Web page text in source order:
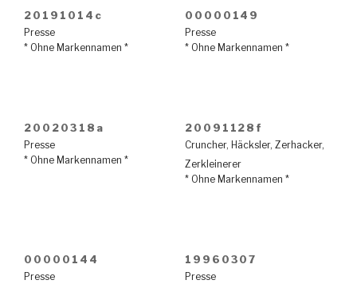
20191014c
Presse
* Ohne Markennamen *
00000149
Presse
* Ohne Markennamen *
20020318a
Presse
* Ohne Markennamen *
20091128f
Cruncher, Häcksler, Zerhacker,
Zerkleinerer
* Ohne Markennamen *
00000144
Presse
19960307
Presse